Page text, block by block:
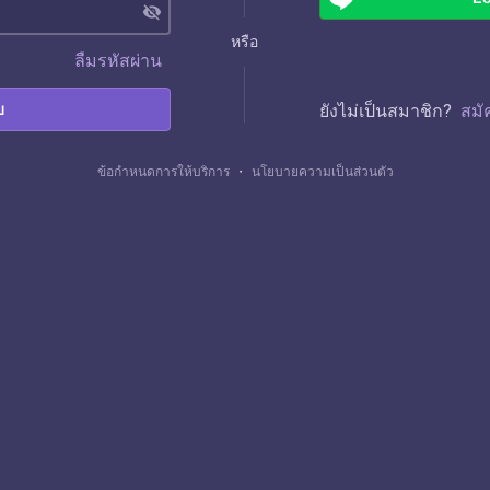
visibility_off
ลืมรหัสผ่าน
หรือ
ยังไม่เป็นสมาชิก? สมั
ข้อกำหนดการให้บริการ ・ นโยบายความเป็นส่วนตัว